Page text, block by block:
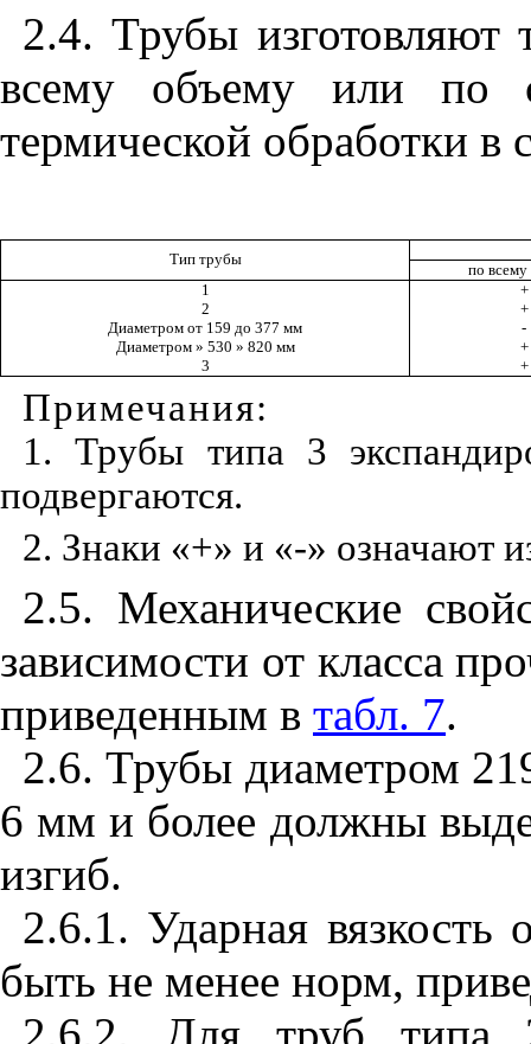
2.4. Трубы изготовляют
всему объему или по
термической обработки в
Тип трубы
по
1
+
2
+
Диаметром от 159 до 377 мм
-
Диаметром » 530 » 820 мм
+
3
+
Примечания:
1. Трубы типа 3
подвергаются.
2. Знаки «+» и «-» означают
2.5. Механические
зависимости от класса
приведенным в табл. 7.
2.6. Трубы диаметром
6 мм и более должны
изгиб.
2.6.1. Ударная вязкость
быть не менее норм,
2.6.2. Для труб типа